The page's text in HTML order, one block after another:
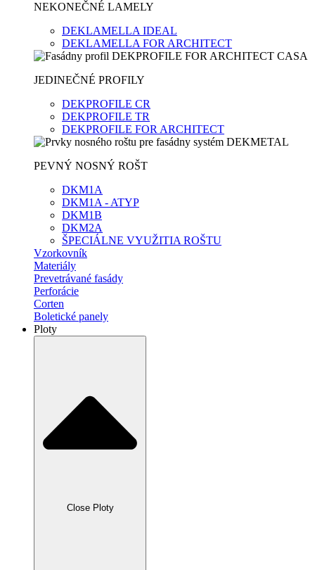
NEKONEČNÉ LAMELY
DEKLAMELLA IDEAL
DEKLAMELLA FOR ARCHITECT
JEDINEČNÉ PROFILY
DEKPROFILE CR
DEKPROFILE TR
DEKPROFILE FOR ARCHITECT
PEVNÝ NOSNÝ ROŠT
DKM1A
DKM1A - ATYP
DKM1B
DKM2A
ŠPECIÁLNE VYUŽITIA ROŠTU
Vzorkovník
Materiály
Prevetrávané fasády
Perforácie
Corten
Boletické panely
Ploty
Close Ploty